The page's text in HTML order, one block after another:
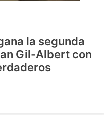
la segunda
Gil-Albert con